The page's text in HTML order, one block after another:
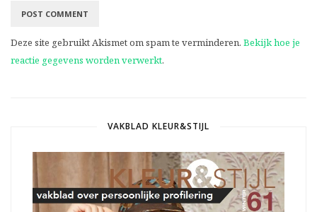
Deze site gebruikt Akismet om spam te verminderen. Bekijk hoe je
reactie gegevens worden verwerkt.
VAKBLAD KLEUR&STIJL